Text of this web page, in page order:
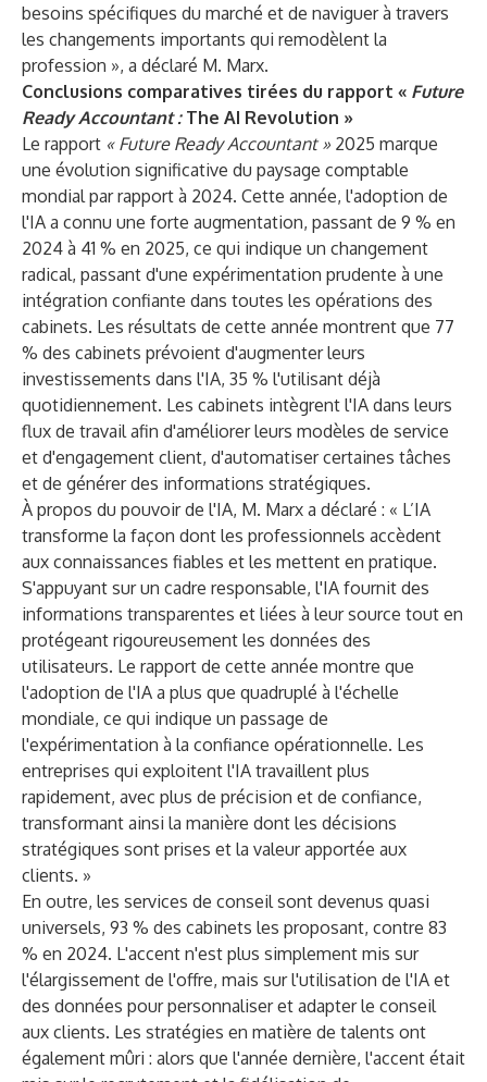
besoins spécifiques du marché et de naviguer à travers
les changements importants qui remodèlent la
profession », a déclaré M. Marx.
Conclusions comparatives tirées du rapport « Future
Ready Accountant : The AI Revolution »
Le rapport « Future Ready Accountant » 2025 marque
une évolution significative du paysage comptable
mondial par rapport à 2024. Cette année, l'adoption de
l'IA a connu une forte augmentation, passant de 9 % en
2024 à 41 % en 2025, ce qui indique un changement
radical, passant d'une expérimentation prudente à une
intégration confiante dans toutes les opérations des
cabinets. Les résultats de cette année montrent que 77
% des cabinets prévoient d'augmenter leurs
investissements dans l'IA, 35 % l'utilisant déjà
quotidiennement. Les cabinets intègrent l'IA dans leurs
flux de travail afin d'améliorer leurs modèles de service
et d'engagement client, d'automatiser certaines tâches
et de générer des informations stratégiques.
À propos du pouvoir de l'IA, M. Marx a déclaré : « L’IA
transforme la façon dont les professionnels accèdent
aux connaissances fiables et les mettent en pratique.
S'appuyant sur un cadre responsable, l'IA fournit des
informations transparentes et liées à leur source tout en
protégeant rigoureusement les données des
utilisateurs. Le rapport de cette année montre que
l'adoption de l'IA a plus que quadruplé à l'échelle
mondiale, ce qui indique un passage de
l'expérimentation à la confiance opérationnelle. Les
entreprises qui exploitent l'IA travaillent plus
rapidement, avec plus de précision et de confiance,
transformant ainsi la manière dont les décisions
stratégiques sont prises et la valeur apportée aux
clients. »
En outre, les services de conseil sont devenus quasi
universels, 93 % des cabinets les proposant, contre 83
% en 2024. L'accent n'est plus simplement mis sur
l'élargissement de l'offre, mais sur l'utilisation de l'IA et
des données pour personnaliser et adapter le conseil
aux clients. Les stratégies en matière de talents ont
également mûri : alors que l'année dernière, l'accent était